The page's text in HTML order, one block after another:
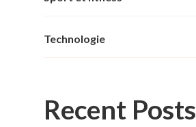
Technologie
Recent Posts